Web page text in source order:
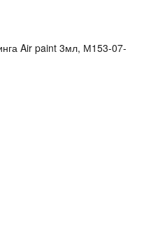
Air paint 3мл, М153-07-